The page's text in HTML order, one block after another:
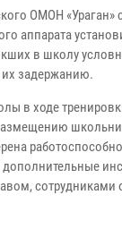
ОМОН «Ураган»
аппарата
в школу
задержанию.
в ходе
сотрудниками